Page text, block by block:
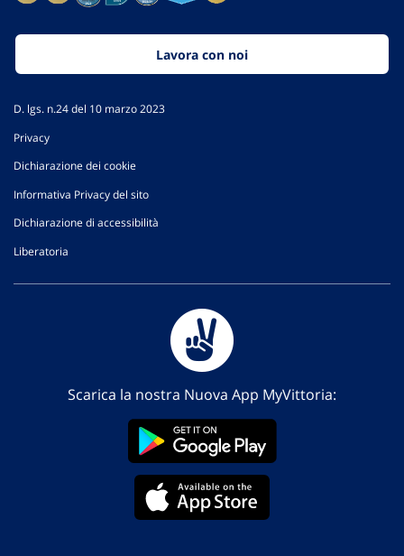
Lavora con noi
D. lgs. n.24 del 10 marzo 2023
Privacy
Dichiarazione dei cookie
Informativa Privacy del sito
Dichiarazione di accessibilità
Liberatoria
Scarica la nostra Nuova App MyVittoria: